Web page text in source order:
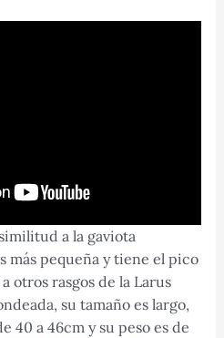
a la gaviota
más pequeña y tiene el pico
otros rasgos de la Larus
su tamaño es largo,
40 a 46cm y su peso es de